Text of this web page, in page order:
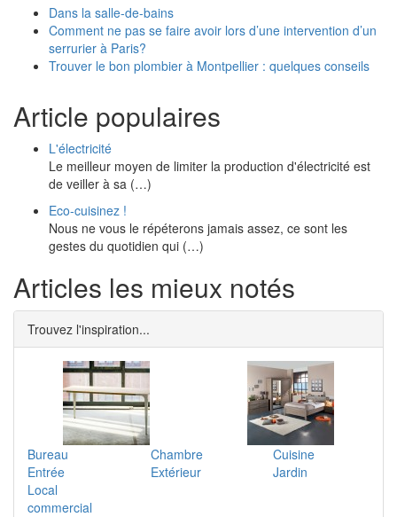
Dans la salle-de-bains
Comment ne pas se faire avoir lors d’une intervention d’un
serrurier à Paris?
Trouver le bon plombier à Montpellier : quelques conseils
Article populaires
L'électricité
Le meilleur moyen de limiter la production d'électricité est
de veiller à sa (…)
Eco-cuisinez !
Nous ne vous le répéterons jamais assez, ce sont les
gestes du quotidien qui (…)
Articles les mieux notés
Trouvez l'inspiration...
Bureau Chambre
Cuisine
Entrée
Extérieur
Jardin
Local
commercial